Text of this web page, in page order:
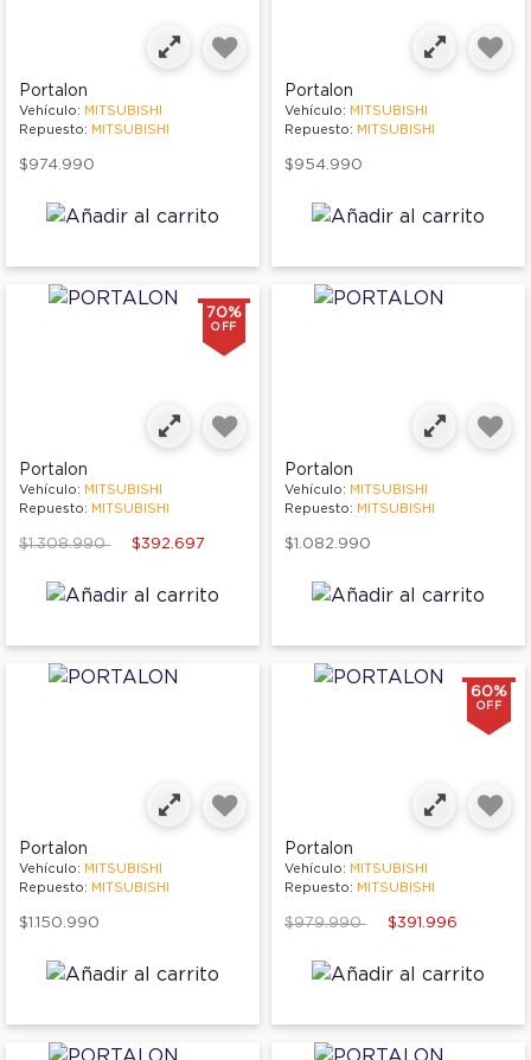
Portalon
Vehículo: MITSUBISHI
Repuesto: MITSUBISHI
$974.990
Portalon
Vehículo: MITSUBISHI
Repuesto: MITSUBISHI
$954.990
70%
OFF
Portalon
Vehículo: MITSUBISHI
Repuesto: MITSUBISHI
Price reduced from
$1.308.990to $392.697
Portalon
Vehículo: MITSUBISHI
Repuesto: MITSUBISHI
$1.082.990
Portalon
Vehículo: MITSUBISHI
Repuesto: MITSUBISHI
$1.150.990
60%
OFF
Portalon
Vehículo: MITSUBISHI
Repuesto: MITSUBISHI
Price reduced from
$979.990to $391.996